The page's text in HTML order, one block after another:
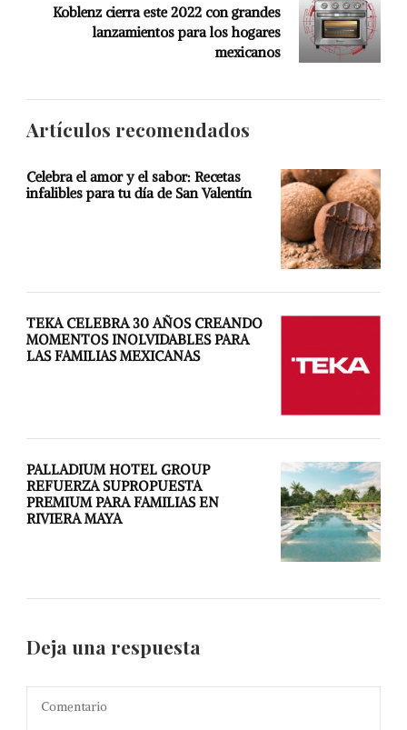
Koblenz cierra este 2022 con grandes
lanzamientos para los hogares
mexicanos
Artículos recomendados
Celebra el amor y el sabor: Recetas
infalibles para tu día de San Valentín
TEKA CELEBRA 30 AÑOS CREANDO
MOMENTOS INOLVIDABLES PARA
LAS FAMILIAS MEXICANAS
PALLADIUM HOTEL GROUP
REFUERZA SUPROPUESTA
PREMIUM PARA FAMILIAS EN
RIVIERA MAYA
Deja una respuesta